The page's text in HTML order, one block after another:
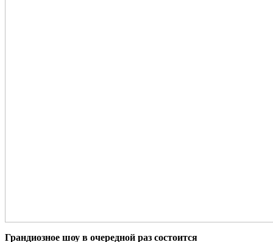
Грандиозное шоу в очередной раз состоится